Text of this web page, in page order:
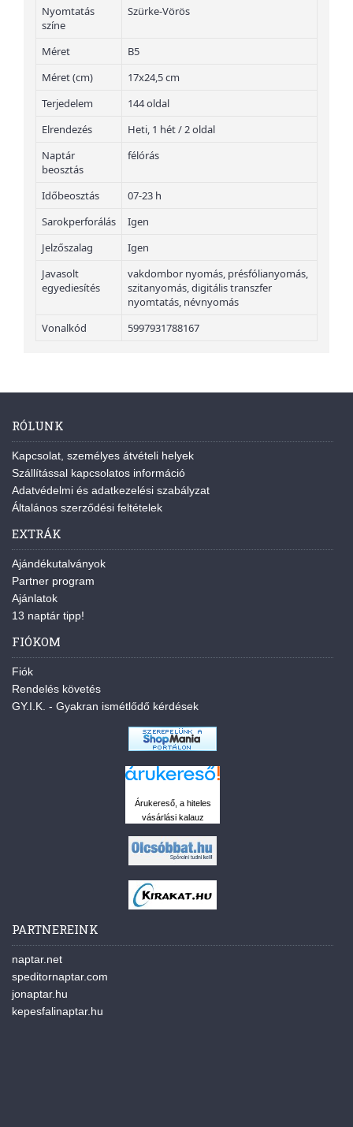
Nyomtatás
színe
Szürke-Vörös
Méret
B5
Méret (cm)
17x24,5 cm
Terjedelem
144 oldal
Elrendezés
Heti, 1 hét / 2 oldal
Naptár
beosztás
félórás
Időbeosztás
07-23 h
Sarokperforálás
Igen
Jelzőszalag
Igen
Javasolt
egyediesítés
vakdombor nyomás, présfólianyomás,
szitanyomás, digitális transzfer
nyomtatás, névnyomás
Vonalkód
5997931788167
RÓLUNK
Kapcsolat, személyes átvételi helyek
Szállítással kapcsolatos információ
Adatvédelmi és adatkezelési szabályzat
Általános szerződési feltételek
EXTRÁK
Ajándékutalványok
Partner program
Ajánlatok
13 naptár tipp!
FIÓKOM
Fiók
Rendelés követés
GY.I.K. - Gyakran ismétlődő kérdések
Árukereső, a hiteles
vásárlási kalauz
PARTNEREINK
naptar.net
speditornaptar.com
jonaptar.hu
kepesfalinaptar.hu